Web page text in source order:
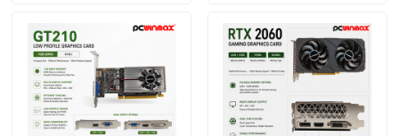
プロダクト
ビデオ